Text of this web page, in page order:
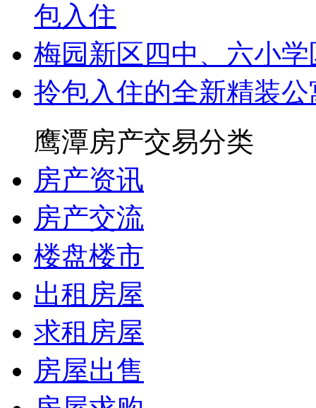
包入住
梅园新区四中、六小
拎包入住的全新精装
鹰潭房产交易分类
房产资讯
房产交流
楼盘楼市
出租房屋
求租房屋
房屋出售